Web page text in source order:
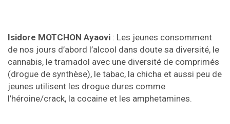
Isidore MOTCHON Ayaovi : Les jeunes consomment
de nos jours d’abord l’alcool dans doute sa diversité, le
cannabis, le tramadol avec une diversité de comprimés
(drogue de synthèse), le tabac, la chicha et aussi peu de
jeunes utilisent les drogue dures comme
l’héroine/crack, la cocaine et les amphetamines.